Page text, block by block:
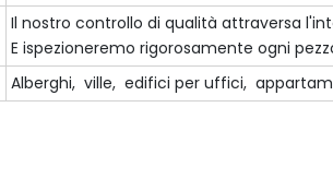
Il nostro controllo di qualità attraversa
E ispezioneremo rigorosamente ogni
Alberghi, ville, edifici per uffici,